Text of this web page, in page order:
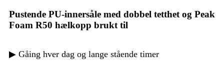
Pustende PU-innersåle med dobbel tetthet og Peak
Foam R50 hælkopp brukt til
▶ Gåing hver dag og lange stående timer